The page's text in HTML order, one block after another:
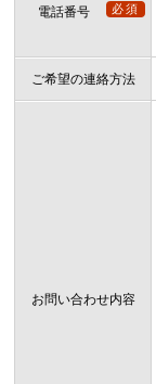
電話番号 必須
ご希望の連絡方法
お問い合わせ内容